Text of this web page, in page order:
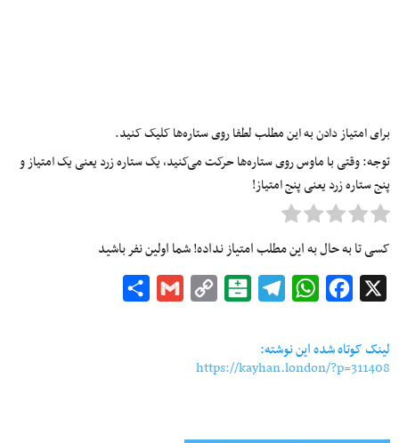
برای امتیاز دادن به این مطلب لطفا روی ستاره‌ها کلیک کنید.
توجه: وقتی با ماوس روی ستاره‌ها حرکت می‌کنید، یک ستاره زرد یعنی یک امتیاز و
پنج ستاره زرد یعنی پنج امتیاز!
کسی تا به حال به این مطلب امتیاز نداده! شما اولین نفر باشید
Facebook
WhatsApp
Telegram
Balatarin
Copy
Gmail
لینک کوتاه شده این نوشته:
https://kayhan.london/?p=311408